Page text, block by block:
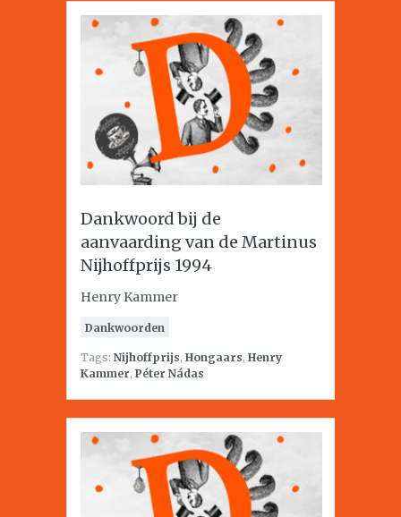
Dankwoord bij de
aanvaarding van de Martinus
Nijhoffprijs 1994
Henry Kammer
Dankwoorden
Tags: Nijhoffprijs, Hongaars, Henry
Kammer, Péter Nádas